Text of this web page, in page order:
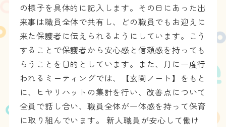
の様子を具体的に記入します。その日にあった出
来事は職員全体で共有し、どの職員でもお迎えに
来た保護者に伝えられるようにしています。こう
することで保護者から安心感と信頼感を持っても
らうことを目的としています。また、月に一度行
われるミーティングでは、【玄関ノート】をもと
に、ヒヤリハットの集計を行い、改善点について
全員で話し合い、職員全体が一体感を持って保育
に取り組んでいます。 新人職員が安心して働け